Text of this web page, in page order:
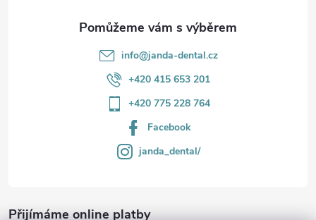
info@janda-dental.cz
+420 415 653 201
+420 775 228 764
Facebook
janda_dental/
Přijímáme online platby